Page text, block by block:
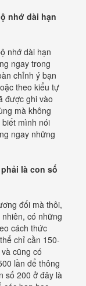
nhớ dài hạn
nhớ dài hạn
ngay trong
chỉnh ý bạn
theo kiểu tự
được ghi vào
mà không
mình nói
ngay những
là con số
đối mà thôi,
có những
cách thức
chỉ cần 150-
cũng có
lần để thông
số 200 ở đây là